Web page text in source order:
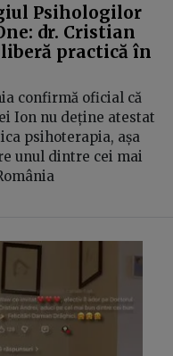
Psihologilor
dr. Cristian
practică în
confirmă oficial că
Ion nu deține atestat
psihoterapia, așa
unul dintre cei mai